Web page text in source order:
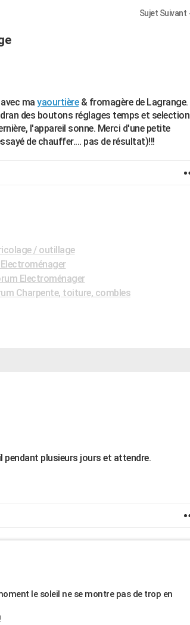
Sujet Suivant
ma yaourtière& fromagère de Lagrange.
des boutons réglages temps et selection
l'appareil sonne. Merci d'une petite
de chauffer.... pas de résultat)!!!
/ outillage
Electroménager
Charpente, toiture, combles
pendant plusieurs jours et attendre.
le soleil ne se montre pas de trop en